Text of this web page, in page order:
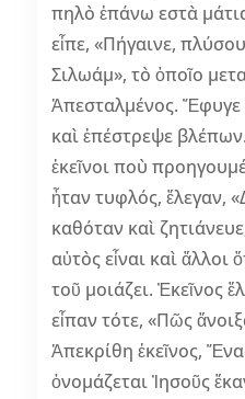
πηλὸ ἐπάνω εστὰ
εἶπε, «Πήγαινε,
Σιλωάμ», τὸ ὁποῖο
Ἀπεσταλμένος. Ἔφυγε
καὶ ἐπέστρεψε
ἐκεῖνοι ποὺ
ἦταν τυφλός, ἔλεγαν,
καθόταν καὶ
αὐτὸς εἶναι καὶ ἄλλοι
τοῦ μοιάζει. Ἐκεῖνος
εἶπαν τότε, «Πῶς
Ἀπεκρίθη ἐκεῖνος,
ὀνομάζεται Ἰησοῦς